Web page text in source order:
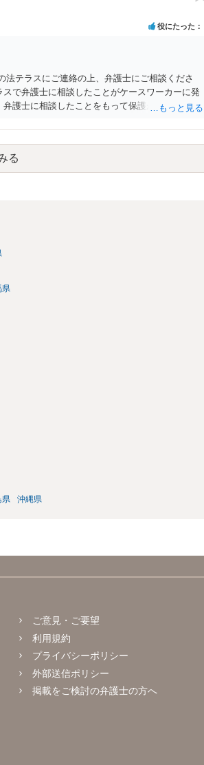
氏及び名の変更が許可されたケースもあるの
、本件は家族間の内輪の揉め事に過ぎないとい
申立てを考えておられるなら、手続戦略と理論
法に詳しい弁護士へ相談された方がよいでしょ
役にたった
テラスにご連絡の上、弁護士にご相談くださ
で弁護士に相談したことがケースワーカーに発
護士に相談したことをもって保護が打ち切られ
る
県
県 沖縄県
ご意見・ご要望
利用規約
プライバシーポリシー
外部送信ポリシー
掲載をご検討の弁護士の方へ